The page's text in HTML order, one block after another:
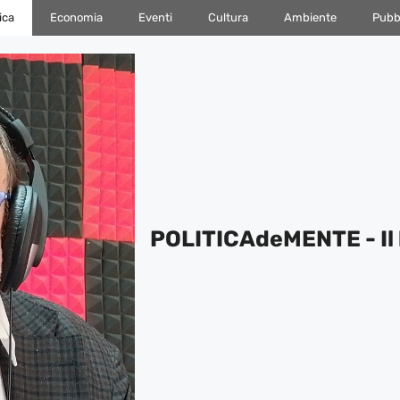
Economia Eventi Cultura Ambiente
POLITICAdeMENTE -